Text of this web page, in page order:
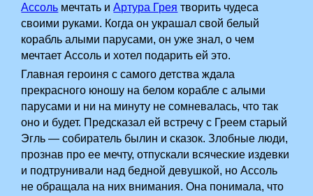
Ассоль мечтать иАртура Грея творить чудеса
своими руками. Когда он украшал свой белый
корабль алыми парусами, он уже знал, о чем
мечтает Ассоль и хотел подарить ей это.
Главная героиня с самого детства ждала
прекрасного юношу на белом корабле с алыми
парусами и ни на минуту не сомневалась, что так
оно и будет. Предсказал ей встречу с Греем старый
Эгль — собиратель былин и сказок. Злобные люди,
прознав про ее мечту, отпускали всяческие издевки
и подтрунивали над бедной девушкой, но Ассоль
не обращала на них внимания. Она понимала, что